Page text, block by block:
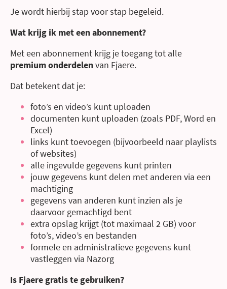
Je wordt hierbij stap voor stap begeleid.
Wat krijg ik met een abonnement?
Met een abonnement krijg je toegang tot alle
premium onderdelenvan Fjaere.
Dat betekent dat je:
foto’s en video’s kunt uploaden
documenten kunt uploaden (zoals PDF, Word en
Excel)
links kunt toevoegen (bijvoorbeeld naar playlists
of websites)
alle ingevulde gegevens kunt printen
jouw gegevens kunt delen met anderen via een
machtiging
gegevens van anderen kunt inzien als je
daarvoor gemachtigd bent
extra opslag krijgt (tot maximaal 2 GB) voor
foto’s, video’s en bestanden
formele en administratieve gegevens kunt
vastleggen via Nazorg
Is Fjaere gratis te gebruiken?